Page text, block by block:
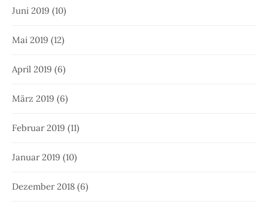
Juni 2019 (10)
Mai 2019 (12)
April 2019 (6)
März 2019 (6)
Februar 2019 (11)
Januar 2019 (10)
Dezember 2018 (6)